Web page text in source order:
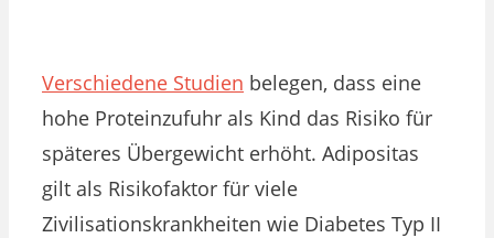
Verschiedene Studien belegen, dass eine
hohe Proteinzufuhr als Kind das Risiko für
späteres Übergewicht erhöht. Adipositas
gilt als Risikofaktor für viele
Zivilisationskrankheiten wie Diabetes Typ II